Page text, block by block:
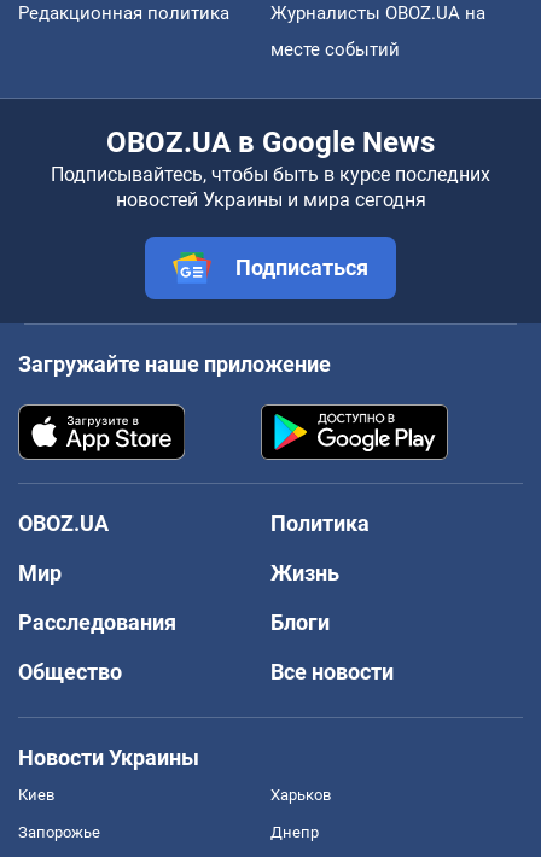
Редакционная политика
Журналисты OBOZ.UA на
месте событий
OBOZ.UA в Google News
Подписывайтесь, чтобы быть в курсе последних
новостей Украины и мира сегодня
Подписаться
Загружайте наше приложение
OBOZ.UA
Политика
Мир
Жизнь
Расследования
Блоги
Общество
Все новости
Новости Украины
Киев Харьков
Запорожье Днепр